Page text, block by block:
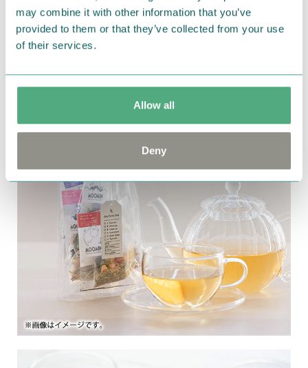
may combine it with other information that you’ve
provided to them or that they’ve collected from your use
of their services.
Allow all
Deny
daytune.tea 7pcsセット